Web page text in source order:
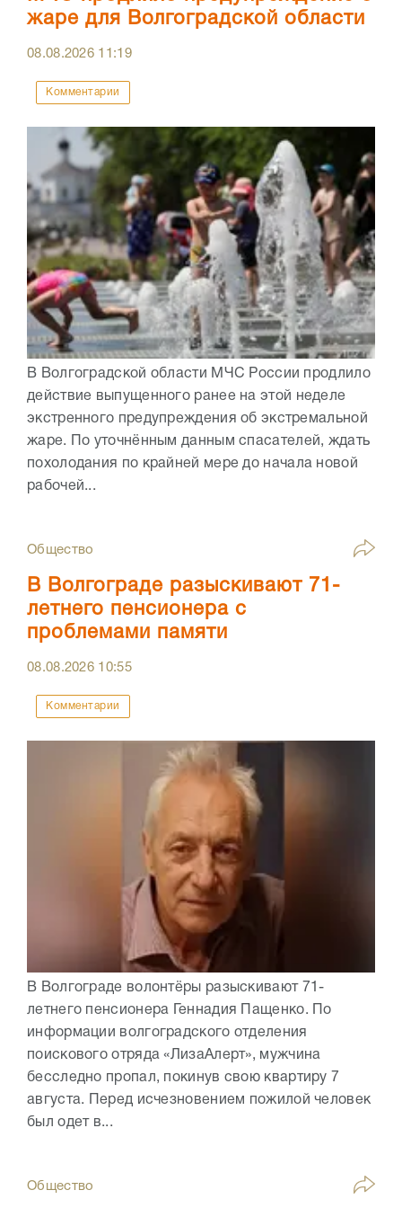
жаре для Волгоградской области
08.08.2026 11:19
Комментарии
В Волгоградской области МЧС России продлило
действие выпущенного ранее на этой неделе
экстренного предупреждения об экстремальной
жаре. По уточнённым данным спасателей, ждать
похолодания по крайней мере до начала новой
рабочей...
Общество
В Волгограде разыскивают 71-
летнего пенсионера с
проблемами памяти
08.08.2026 10:55
Комментарии
В Волгограде волонтёры разыскивают 71-
летнего пенсионера Геннадия Пащенко. По
информации волгоградского отделения
поискового отряда «ЛизаАлерт», мужчина
бесследно пропал, покинув свою квартиру 7
августа. Перед исчезновением пожилой человек
был одет в...
Общество